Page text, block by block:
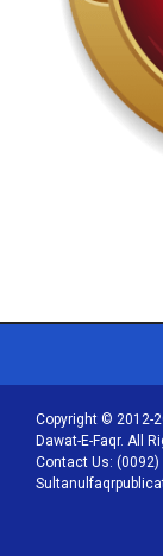
Copyright © 2012-
Dawat-E-Faqr. All
Contact Us: